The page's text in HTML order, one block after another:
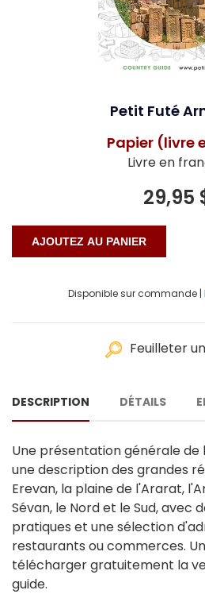
Petit Futé
Papier (livre
Livre en
29,95
Disponible sur commande |
Feuilleter
DESCRIPTION DÉTAILS
Une présentation générale de
une description des grandes
Erevan, la plaine de l'Ararat,
Sévan, le Nord et le Sud, avec
pratiques et une sélection
restaurants ou commerces.
télécharger gratuitement la
guide.